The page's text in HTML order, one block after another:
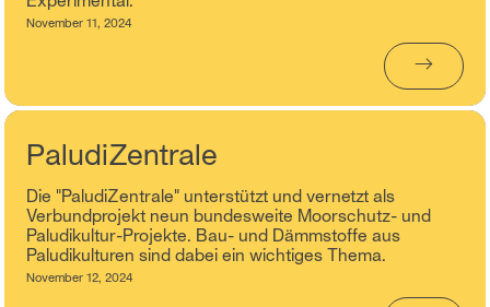
November 11, 2024
→
PaludiZentrale
Die "PaludiZentrale" unterstützt und vernetzt als
Verbundprojekt neun bundesweite Moorschutz- und
Paludikultur-Projekte. Bau- und Dämmstoffe aus
Paludikulturen sind dabei ein wichtiges Thema.
November 12, 2024